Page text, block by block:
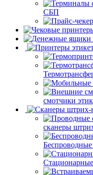
СБП
смотчики
сканеры